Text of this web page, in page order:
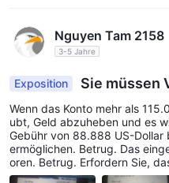
Nguyen Tam 2158
3-5 Jahre
Exposition
Sie müssen
n, um Geld abheben
Wenn das Konto mehr als
ubt, Geld abzuheben und es
Gebühr von 88.888 US-Dollar
ermöglichen. Betrug. Das
oren. Betrug. Erfordern Sie,
ute hören nicht zu.